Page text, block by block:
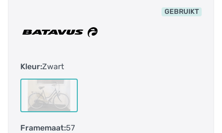
GEBRUIKT
Kleur:Zwart
Framemaat:57